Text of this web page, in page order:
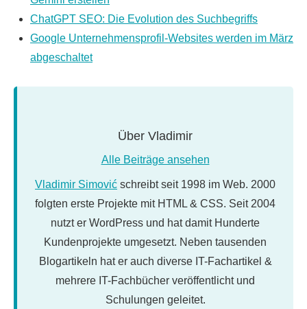
ChatGPT SEO: Die Evolution des Suchbegriffs
Google Unternehmensprofil-Websites werden im März
abgeschaltet
Über Vladimir
Alle Beiträge ansehen
Vladimir Simović schreibt seit 1998 im Web. 2000
folgten erste Projekte mit HTML & CSS. Seit 2004
nutzt er WordPress und hat damit Hunderte
Kundenprojekte umgesetzt. Neben tausenden
Blogartikeln hat er auch diverse IT-Fachartikel &
mehrere IT-Fachbücher veröffentlicht und
Schulungen geleitet.